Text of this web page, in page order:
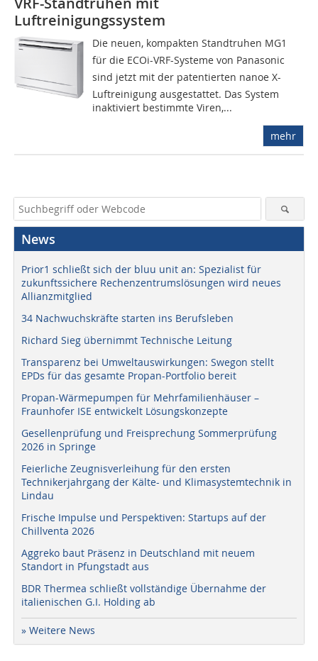
Luftreinigungssystem
Die neuen, kompakten Standtruhen MG1
für die ECOi-VRF-Systeme von Panasonic
sind jetzt mit der patentierten nanoe X-
Luftreinigung ausgestattet. Das System
inaktiviert bestimmte Viren,...
mehr
News
Prior1 schließt sich der bluu unit an: Spezialist für
zukunftssichere Rechenzentrumslösungen wird neues
Allianzmitglied
34 Nachwuchskräfte starten ins Berufsleben
Richard Sieg übernimmt Technische Leitung
Transparenz bei Umweltauswirkungen: Swegon stellt
EPDs für das gesamte Propan-Portfolio bereit
Propan-Wärmepumpen für Mehrfamilienhäuser –
Fraunhofer ISE entwickelt Lösungskonzepte
Gesellenprüfung und Freisprechung Sommerprüfung
2026 in Springe
Feierliche Zeugnisverleihung für den ersten
Technikerjahrgang der Kälte- und Klimasystemtechnik in
Lindau
Frische Impulse und Perspektiven: Startups auf der
Chillventa 2026
Aggreko baut Präsenz in Deutschland mit neuem
Standort in Pfungstadt aus
BDR Thermea schließt vollständige Übernahme der
italienischen G.I. Holding ab
» Weitere News